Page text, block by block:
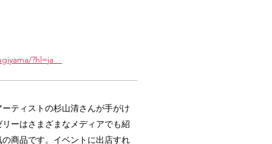
?hl=ja
ティストの杉山清さんが手がけ
ーはさまざまなメディアでも紹
商品です。イベントに出店すれ